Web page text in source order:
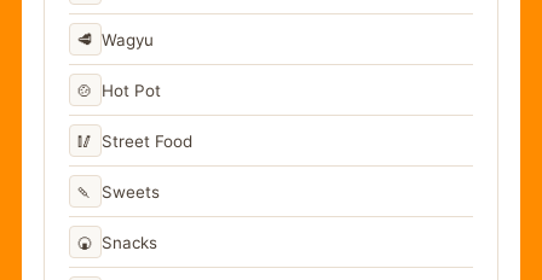
🥩 Wagyu
🍲 Hot Pot
🥢 Street Food
🍡 Sweets
🍘 Snacks